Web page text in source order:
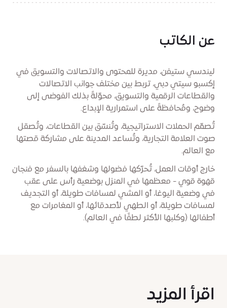
عن الكاتب
ليندسي ستيفن، مديرة للمحتوى والاتصالات والتسويق في
إكسبو سيتي دبي، تربط بين مختلف جوانب الاتصالات
والقطاعات الرقمية والتسويق، محوّلةً بذلك الفوضى إلى
وضوح، ومُحافظةً على استمرارية الإبداع.
تُصمّم الحملات الاستراتيجية، وتُنسّق بين القطاعات، وتُصقل
صوت العلامة التجارية، وتُساعد المدينة على مشاركة قصتها
مع العالم.
خارج أوقات العمل، تُحرّكها فضولها وشغفها بالسفر مع فنجان
قهوة قوي - معظمها في المنزل بوضعية رأس على عقب
في وضعية اليوغا، أو المشي لمسافات طويلة، أو التجديف
لمسافات طويلة، أو الطهي لأصدقائها، أو المغامرات مع
أطفالها (وكلبها الأكثر لطفًا في العالم).
اقرأ المزيد